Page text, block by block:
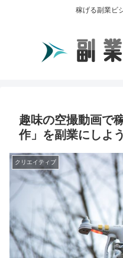
稼げる副業ビ
趣味の空撮動画で
作」を副業にしよ
クリエイティブ